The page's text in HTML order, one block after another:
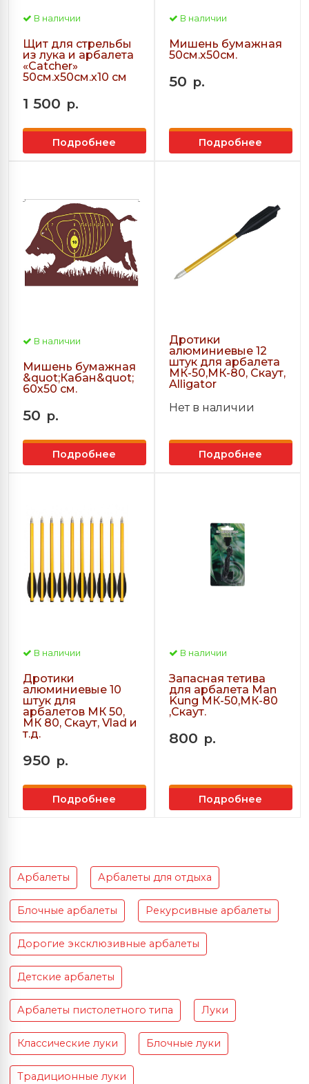
В наличии
Щит для стрельбы
из лука и арбалета
«Сatcher»
50см.х50см.х10 см
1 500 р.
Подробнее
В наличии
Мишень бумажная
50см.х50см.
50 р.
Подробнее
В наличии
Мишень бумажная
&quot;Кабан&quot;
60х50 см.
50 р.
Подробнее
Дротики
алюминиевые 12
штук для арбалета
МК-50,МК-80, Скаут,
Alligator
Нет в наличии
Подробнее
В наличии
Дротики
алюминиевые 10
штук для
арбалетов МК 50,
МК 80, Скаут, Vlad и
т.д.
950 р.
Подробнее
В наличии
Запасная тетива
для арбалета Man
Kung МК-50,МК-80
,Скаут.
800 р.
Подробнее
Арбалеты Арбалеты для отдыха
Блочные арбалеты Рекурсивные арбалеты
Дорогие эксклюзивные арбалеты
Детские арбалеты
Арбалеты пистолетного типа Луки
Классические луки Блочные луки
Традиционные луки